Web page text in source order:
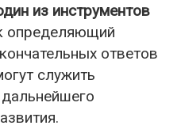
из инструментов
определяющий
ответов
служить